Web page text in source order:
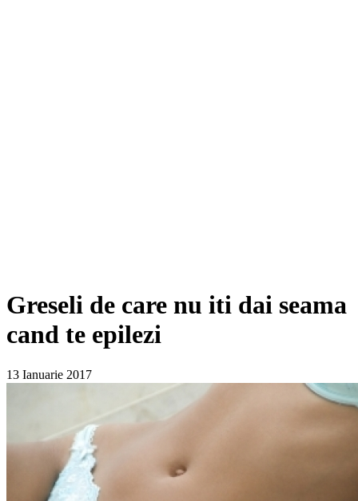
Greseli de care nu iti dai seama
cand te epilezi
13 Ianuarie 2017